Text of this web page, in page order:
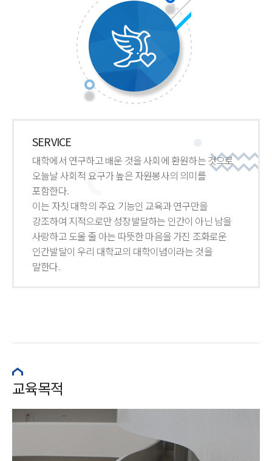
SERVICE
대학에서 연구하고 배운 것을 사회에 환원하는 것으로
오늘날 사회적 요구가 높은 자원봉사의 의미를
포함한다.
이는 자칫 대학의 주요 기능인 교육과 연구만을
강조하여 지적으로만 성장발달하는 인간이 아닌 남을
사랑하고 도울 줄 아는 따뜻한 마음을 가진 조화로운
인간발달이 우리 대학교의 대학이념이라는 것을
말한다.
교육목적